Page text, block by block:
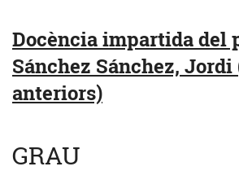
Docència impartida del
Sánchez Sánchez, Jordi
anteriors)
GRAU